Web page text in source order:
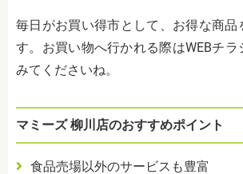
毎日がお買い得市として、お得な商品
す。お買い物へ行かれる際はWEBチラ
みてくださいね。
マミーズ 柳川店のおすすめポイント
食品売場以外のサービスも豊富